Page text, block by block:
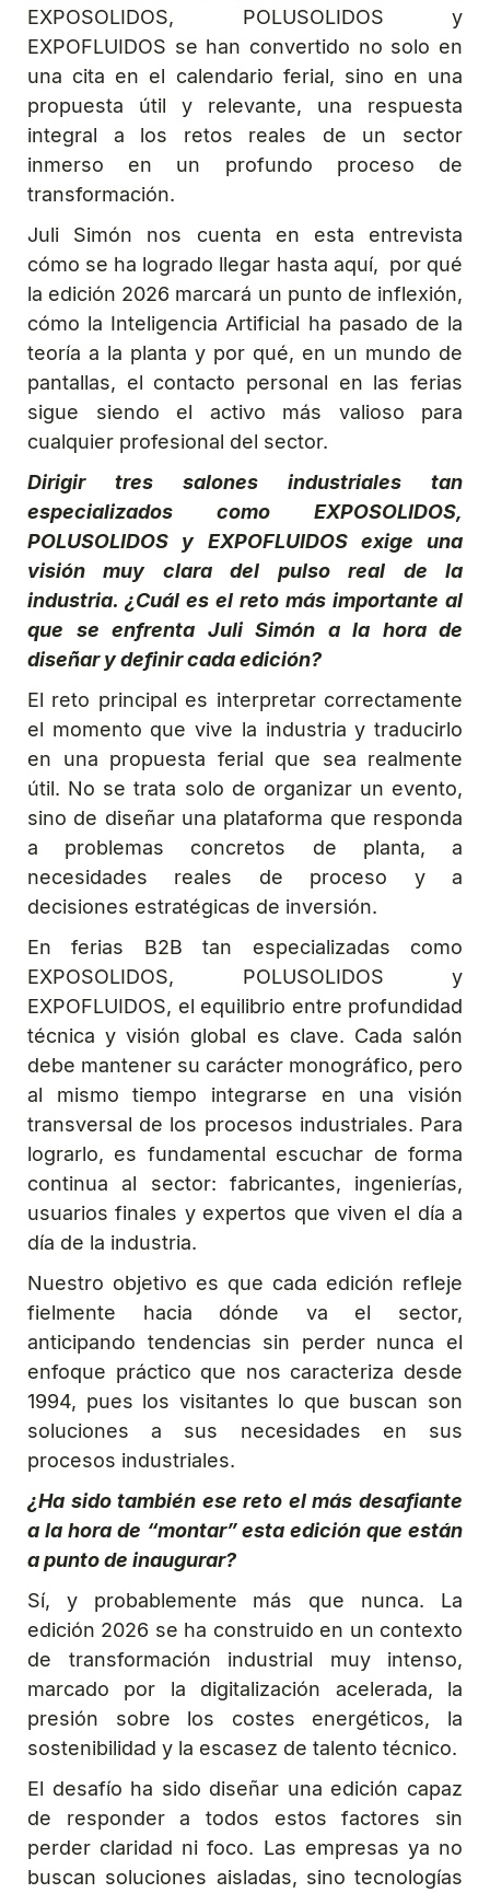
EXPOSOLIDOS, POLUSOLIDOS y
EXPOFLUIDOS se han convertido no solo en
una cita en el calendario ferial, sino en una
propuesta útil y relevante, una respuesta
integral a los retos reales de un sector
inmerso en un profundo proceso de
transformación.
Juli Simón nos cuenta en esta entrevista
cómo se ha logrado llegar hasta aquí, por qué
la edición 2026 marcará un punto de inflexión,
cómo la Inteligencia Artificial ha pasado de la
teoría a la planta y por qué, en un mundo de
pantallas, el contacto personal en las ferias
sigue siendo el activo más valioso para
cualquier profesional del sector.
Dirigir tres salones industriales tan
especializados como EXPOSOLIDOS,
POLUSOLIDOS y EXPOFLUIDOS exige una
visión muy clara del pulso real de la
industria. ¿Cuál es el reto más importante al
que se enfrenta Juli Simón a la hora de
diseñar y definir cada edición?
El reto principal es interpretar correctamente
el momento que vive la industria y traducirlo
en una propuesta ferial que sea realmente
útil. No se trata solo de organizar un evento,
sino de diseñar una plataforma que responda
a problemas concretos de planta, a
necesidades reales de proceso y a
decisiones estratégicas de inversión.
En ferias B2B tan especializadas como
EXPOSOLIDOS, POLUSOLIDOS y
EXPOFLUIDOS, el equilibrio entre profundidad
técnica y visión global es clave. Cada salón
debe mantener su carácter monográfico, pero
al mismo tiempo integrarse en una visión
transversal de los procesos industriales. Para
lograrlo, es fundamental escuchar de forma
continua al sector: fabricantes, ingenierías,
usuarios finales y expertos que viven el día a
día de la industria.
Nuestro objetivo es que cada edición refleje
fielmente hacia dónde va el sector,
anticipando tendencias sin perder nunca el
enfoque práctico que nos caracteriza desde
1994, pues los visitantes lo que buscan son
soluciones a sus necesidades en sus
procesos industriales.
¿Ha sido también ese reto el más desafiante
a la hora de “montar” esta edición que están
a punto de inaugurar?
Sí, y probablemente más que nunca. La
edición 2026 se ha construido en un contexto
de transformación industrial muy intenso,
marcado por la digitalización acelerada, la
presión sobre los costes energéticos, la
sostenibilidad y la escasez de talento técnico.
El desafío ha sido diseñar una edición capaz
de responder a todos estos factores sin
perder claridad ni foco. Las empresas ya no
buscan soluciones aisladas, sino tecnologías